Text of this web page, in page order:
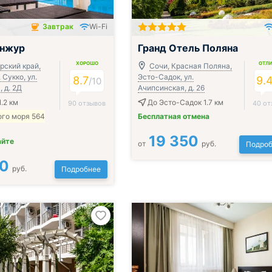
Завтрак Wi-Fi
край,
ул.
д. 2Д
км
моря 564
ХОРОШО
8.7/10
90 отзывов
руб. Подробнее
Гранд Отель Поляна
Сочи, Красная Поляна,
Эсто-Садок, ул.
Ачипсинская, д. 26
До Эсто-Садок 1.7 км
Бесплатная отмена
40
от 19 350 руб.